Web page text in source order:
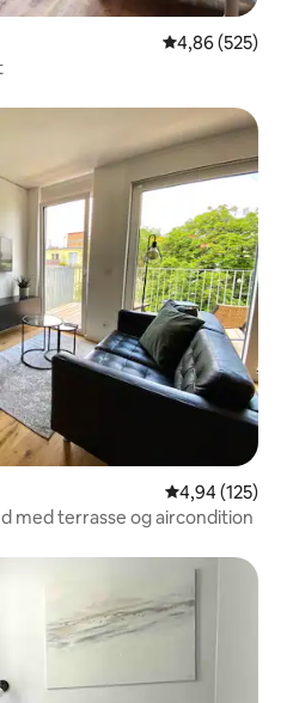
4,86 ud af 5 i
4,86 (525)
4,94 ud af 5 i
4,94 (125)
med terrasse og aircondition